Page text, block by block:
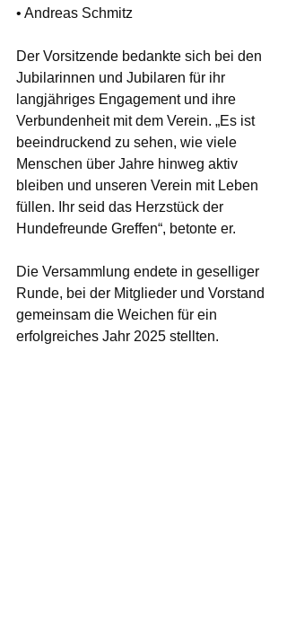
• Andreas Schmitz
Der Vorsitzende bedankte sich bei den
Jubilarinnen und Jubilaren für ihr
langjähriges Engagement und ihre
Verbundenheit mit dem Verein. „Es ist
beeindruckend zu sehen, wie viele
Menschen über Jahre hinweg aktiv
bleiben und unseren Verein mit Leben
füllen. Ihr seid das Herzstück der
Hundefreunde Greffen“, betonte er.
Die Versammlung endete in geselliger
Runde, bei der Mitglieder und Vorstand
gemeinsam die Weichen für ein
erfolgreiches Jahr 2025 stellten.